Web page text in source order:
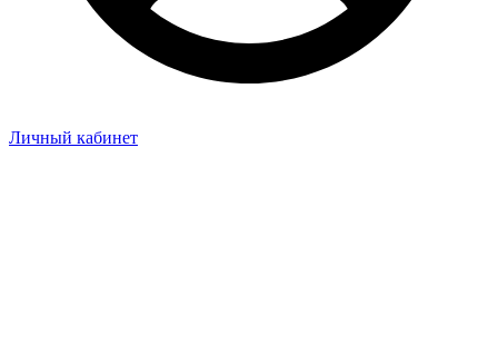
Личный кабинет